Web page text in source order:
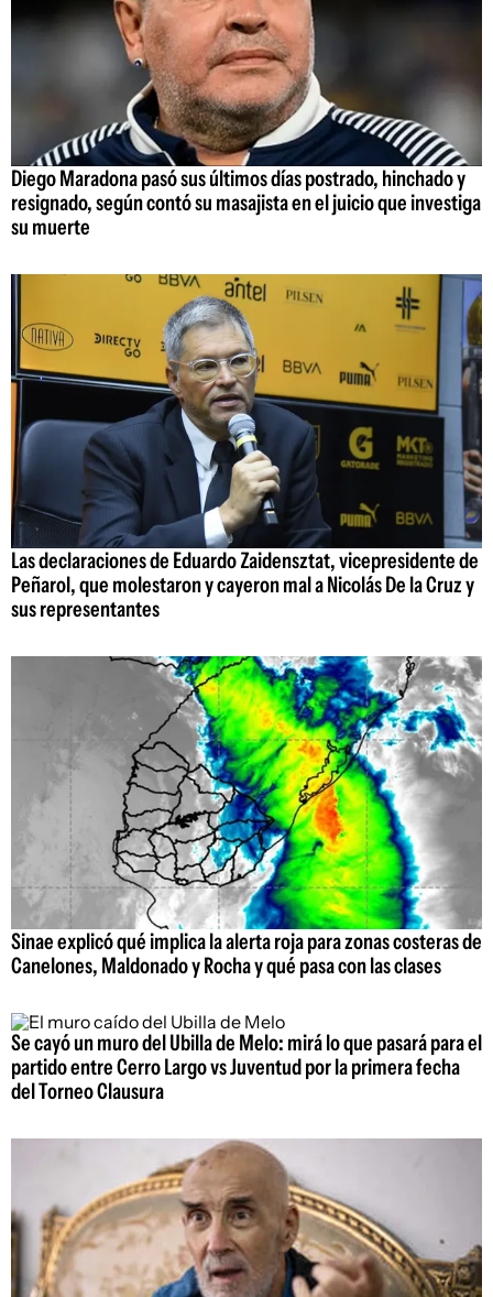
Diego Maradona pasó sus últimos días postrado, hinchado y
resignado, según contó su masajista en el juicio que investiga
su muerte
Las declaraciones de Eduardo Zaidensztat, vicepresidente de
Peñarol, que molestaron y cayeron mal a Nicolás De la Cruz y
sus representantes
Sinae explicó qué implica la alerta roja para zonas costeras de
Canelones, Maldonado y Rocha y qué pasa con las clases
Se cayó un muro del Ubilla de Melo: mirá lo que pasará para el
partido entre Cerro Largo vs Juventud por la primera fecha
del Torneo Clausura